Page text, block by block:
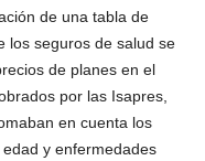
de una tabla de
los seguros de salud se
de planes en el
por las Isapres,
en cuenta los
y enfermedades